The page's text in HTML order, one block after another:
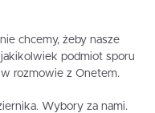
chcemy, żeby nasze
podmiot sporu
rozmowie z Onetem.
Wybory za nami.